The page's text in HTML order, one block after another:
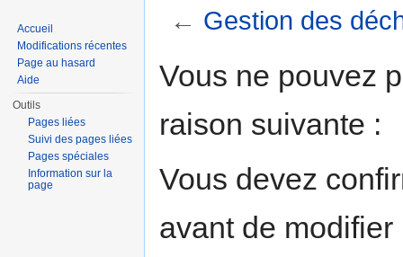
← Gestion des
Vous ne pouvez
raison suivante :
Vous devez
avant de
Accueil
Modifications récentes
Page au hasard
Aide
Outils
Pages liées
Suivi des pages liées
Pages spéciales
Information sur la
page